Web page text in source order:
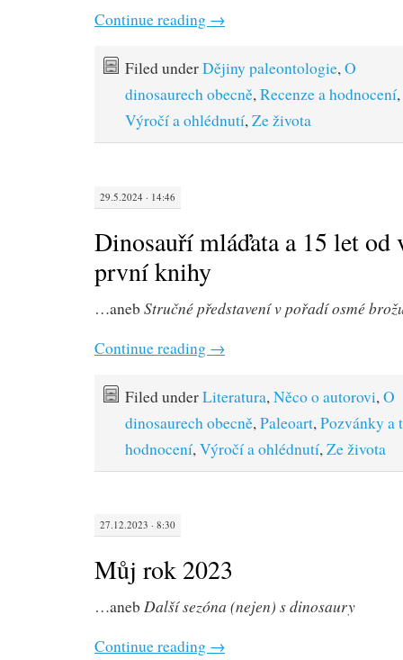
Continue reading →
Filed underDějiny paleontologie,O
dinosaurech obecně,Recenze a hodnocení,
Výročí a ohlédnutí,Ze života
29.5.2024 · 14:46
Dinosauří mláďata a 15 let od
první knihy
…aneb Stručné představení v pořadí osmé
Continue reading →
Filed underLiteratura, Něco o autorovi, O
dinosaurech obecně, Paleoart, Pozvánky a
hodnocení, Výročí a ohlédnutí, Ze života
27.12.2023 · 8:30
Můj rok 2023
…aneb Další sezóna (nejen) s dinosaury
Continue reading →